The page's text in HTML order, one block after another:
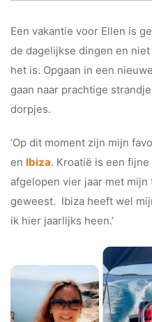
Een vakantie voor Ellen is
de dagelijkse dingen en
het is. Opgaan in een
gaan naar prachtige
dorpjes.
‘Op dit moment zijn mijn
en Ibiza. Kroatië is een
afgelopen vier jaar met
geweest. Ibiza heeft wel
ik hier jaarlijks heen.’